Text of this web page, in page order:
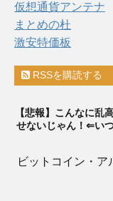
仮想通貨アンテナ
まとめの杜
激安特価板
RSSを購読する
【悲報】こんなに乱
せないじゃん！⇐い
ビットコイン・ア